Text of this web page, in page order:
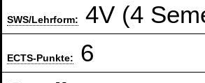
SWS/Lehrform: 4V (4
ECTS-Punkte:
6